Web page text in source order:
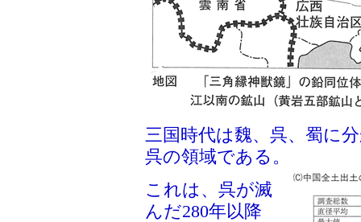
三国時代は魏、呉、蜀に
呉の領域である。
これは、呉が滅
んだ280年以降